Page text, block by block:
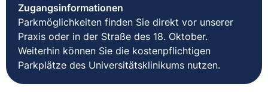
Zugangsinformationen
Parkmöglichkeiten finden Sie direkt vor unserer
Praxis oder in der Straße des 18. Oktober.
Weiterhin können Sie die kostenpflichtigen
Parkplätze des Universitätsklinikums nutzen.